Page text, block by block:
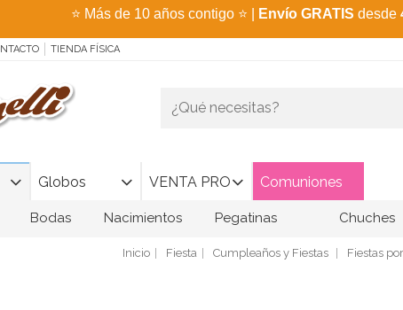
⭐ Más de 10 años contigo ⭐ Envío GRATIS desde
TIENDA FÍSICA
Globos VENTA PRO Comuniones
Bodas Nacimientos Pegatinas Chuches
Inicio Fiesta Cumpleaños y Fiestas Fiestas